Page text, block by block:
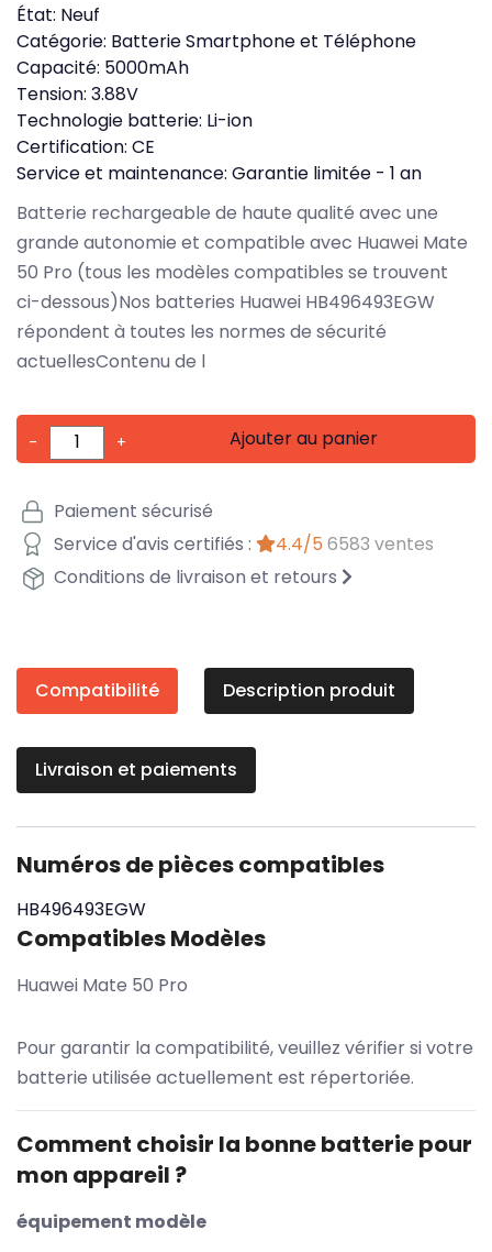
État: Neuf
Catégorie: Batterie Smartphone et Téléphone
Capacité: 5000mAh
Tension: 3.88V
Technologie batterie: Li-ion
Certification: CE
Service et maintenance: Garantie limitée - 1 an
Batterie rechargeable de haute qualité avec une
grande autonomie et compatible avec Huawei Mate
50 Pro (tous les modèles compatibles se trouvent
ci-dessous)Nos batteries Huawei HB496493EGW
répondent à toutes les normes de sécurité
actuellesContenu de l
- + Ajouter au panier
Paiement sécurisé
Service d'avis certifiés :
4.4/5 6583 ventes
Conditions de livraison et retours
Compatibilité Description produit
Livraison et paiements
Numéros de pièces compatibles
HB496493EGW
Compatibles Modèles
Huawei Mate 50 Pro
Pour garantir la compatibilité, veuillez vérifier si votre
batterie utilisée actuellement est répertoriée.
Comment choisir la bonne batterie pour
mon appareil ?
équipement modèle